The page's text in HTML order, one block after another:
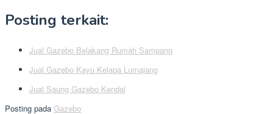
Posting terkait:
Jual Gazebo Belakang Rumah Sampang
Jual Gazebo Kayu Kelapa Lumajang
Jual Saung Gazebo Kendal
Posting pada Gazebo